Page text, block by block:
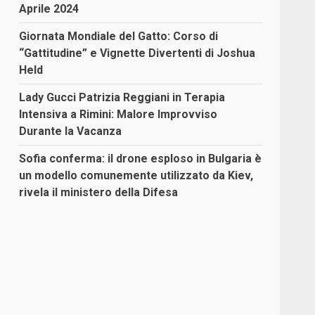
Aprile 2024
Giornata Mondiale del Gatto: Corso di
“Gattitudine” e Vignette Divertenti di Joshua
Held
Lady Gucci Patrizia Reggiani in Terapia
Intensiva a Rimini: Malore Improvviso
Durante la Vacanza
Sofia conferma: il drone esploso in Bulgaria è
un modello comunemente utilizzato da Kiev,
rivela il ministero della Difesa